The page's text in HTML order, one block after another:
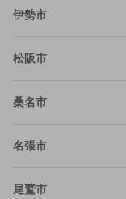
伊勢市
松阪市
桑名市
名張市
尾鷲市